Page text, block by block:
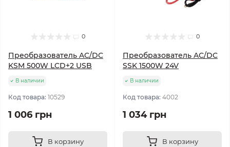
0
Преобразователь AC/DC
KSM 500W LCD+2 USB
В наличии
Код товара: 10529
1 006 грн
В корзину
0
Преобразователь AC/DC
SSK 1500W 24V
В наличии
Код товара: 4002
1 034 грн
В корзину